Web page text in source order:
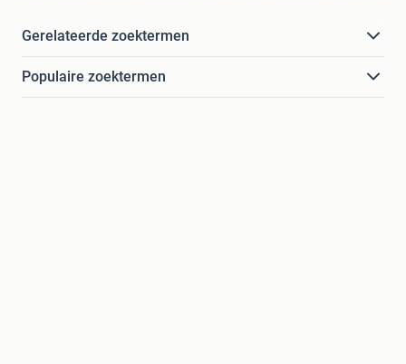
Gerelateerde zoektermen
Populaire zoektermen